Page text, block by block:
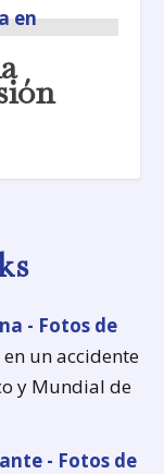
- Fotos de
un accidente
y Mundial de
- Fotos de